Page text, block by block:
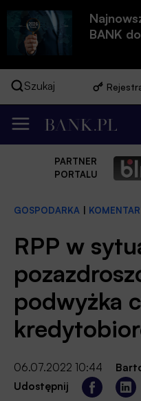
BANK
Szukaj
PARTNER
PORTALU
GOSPODARKA
RPP w
podwyżka
06.07.2022 10:44
Udostępnij